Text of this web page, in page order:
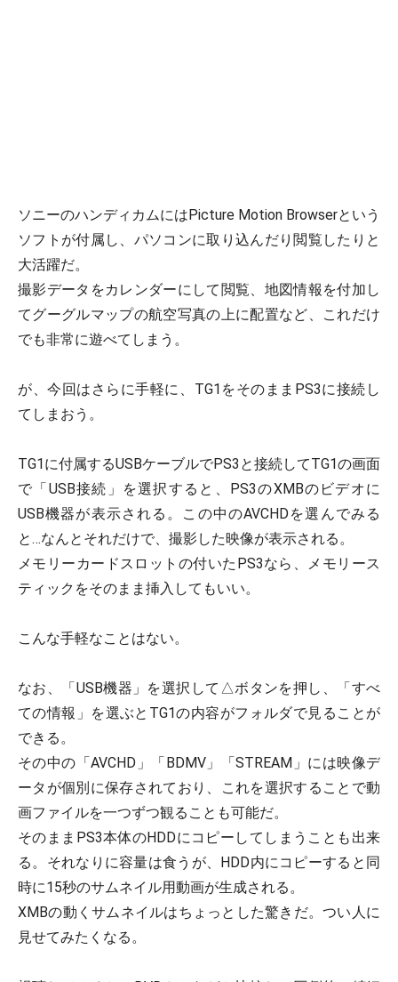
ソニーのハンディカムにはPicture Motion Browserという
ソフトが付属し、パソコンに取り込んだり閲覧したりと
大活躍だ。
撮影データをカレンダーにして閲覧、地図情報を付加し
てグーグルマップの航空写真の上に配置など、これだけ
でも非常に遊べてしまう。
が、今回はさらに手軽に、TG1をそのままPS3に接続し
てしまおう。
TG1に付属するUSBケーブルでPS3と接続してTG1の画面
で「USB接続」を選択すると、PS3のXMBのビデオに
USB機器が表示される。この中のAVCHDを選んでみる
と…なんとそれだけで、撮影した映像が表示される。
メモリーカードスロットの付いたPS3なら、メモリース
ティックをそのまま挿入してもいい。
こんな手軽なことはない。
なお、「USB機器」を選択して△ボタンを押し、「すべ
ての情報」を選ぶとTG1の内容がフォルダで見ることが
できる。
その中の「AVCHD」「BDMV」「STREAM」には映像デ
ータが個別に保存されており、これを選択することで動
画ファイルを一つずつ観ることも可能だ。
そのままPS3本体のHDDにコピーしてしまうことも出来
る。それなりに容量は食うが、HDD内にコピーすると同
時に15秒のサムネイル用動画が生成される。
XMBの動くサムネイルはちょっとした驚きだ。つい人に
見せてみたくなる。